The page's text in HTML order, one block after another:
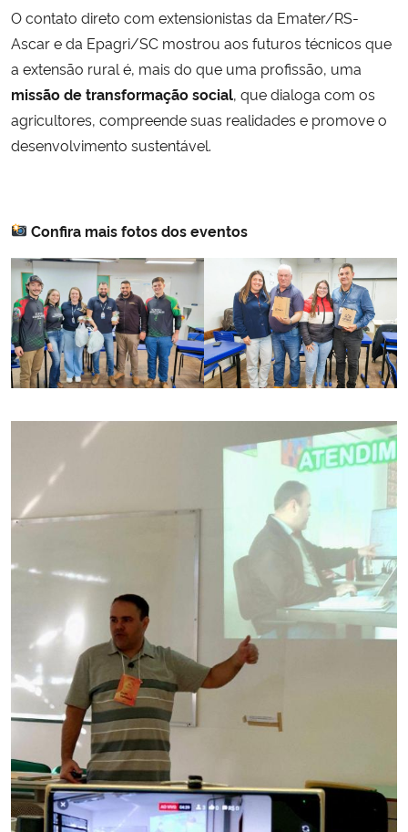
O contato direto com extensionistas da Emater/RS-
Ascar e da Epagri/SC mostrou aos futuros técnicos que
a extensão rural é, mais do que uma profissão, uma
missão de transformação social, que dialoga com os
agricultores, compreende suas realidades e promove o
desenvolvimento sustentável.
Confira mais fotos dos eventos